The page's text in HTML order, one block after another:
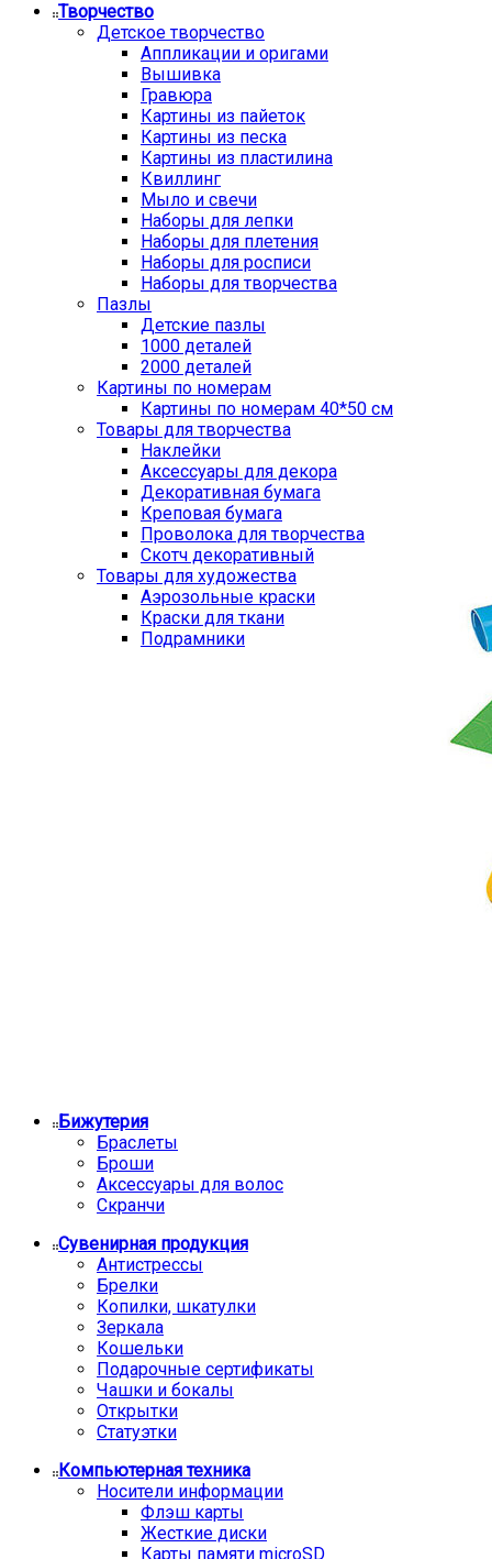
Творчество
Детское творчество
Аппликации и оригами
Вышивка
Гравюра
Картины из пайеток
Картины из песка
Картины из пластилина
Квиллинг
Мыло и свечи
Наборы для лепки
Наборы для плетения
Наборы для росписи
Наборы для творчества
Пазлы
Детские пазлы
1000 деталей
2000 деталей
Картины по номерам
Картины по номерам 40*50 см
Товары для творчества
Наклейки
Аксессуары для декора
Декоративная бумага
Креповая бумага
Проволока для творчества
Скотч декоративный
Товары для художества
Аэрозольные краски
Краски для ткани
Подрамники
Бижутерия
Браслеты
Броши
Аксессуары для волос
Скранчи
Сувенирная продукция
Антистрессы
Брелки
Копилки, шкатулки
Зеркала
Кошельки
Подарочные сертификаты
Чашки и бокалы
Открытки
Статуэтки
Компьютерная техника
Носители информации
Флэш карты
Жесткие диски
Карты памяти microSD